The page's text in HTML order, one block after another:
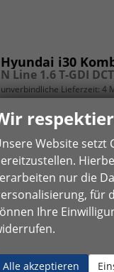
Hyundai i30
unverbindliche Lieferzeit:4
Fahrzeugnr. 48907
Kilometerstand 10 km
25.450,– €
incl. 19% MwSt.
Verbrauch
CO2-Klasse:
Website setzt
nur die
für
Ihre
Alle akzeptieren